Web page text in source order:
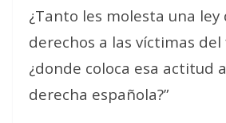
¿Tanto les molesta una ley
derechos a las víctimas
¿donde coloca esa actitud
derecha española?”